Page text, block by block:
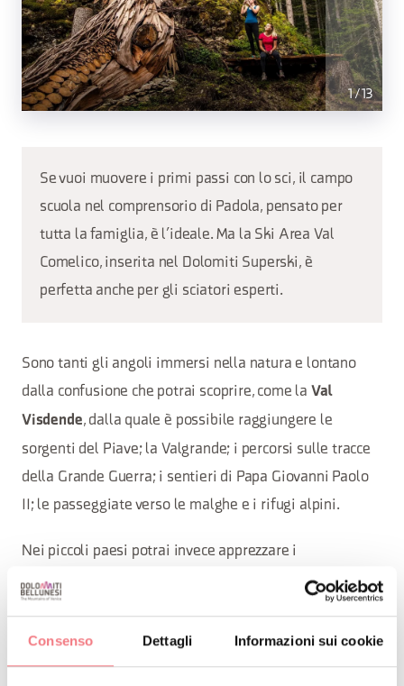
Consenso Dettagli Informazioni sui cookie
1/13
Se vuoi muovere i primi passi con lo sci, il campo
scuola nel comprensorio di Padola, pensato per
tutta la famiglia, è l’ideale. Ma la Ski Area Val
Comelico, inserita nel Dolomiti Superski, è
perfetta anche per gli sciatori esperti.
Sono tanti gli angoli immersi nella natura e lontano
dalla confusione che potrai scoprire, come la Val
Visdende, dalla quale è possibile raggiungere le
sorgenti del Piave; la Valgrande; i percorsi sulle tracce
della Grande Guerra; i sentieri di Papa Giovanni Paolo
II; le passeggiate verso le malghe e i rifugi alpini.
Nei piccoli paesi potrai invece apprezzare i
caratteristici esempi di architettura rurale, gustare la
cucina locale, godere dell’accoglienza semplice ma
calorosa delle strutture ricettive, riscoprire i ritmi lenti
legati alla natura e rivivere le antiche tradizioni, come i